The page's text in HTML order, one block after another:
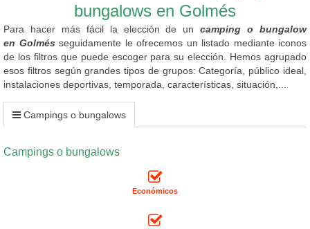
bungalows en Golmés
Para hacer más fácil la elección de uncamping o bungalow
en Golmésseguidamente le ofrecemos un listado mediante iconos
de los filtros que puede escoger para su elección. Hemos agrupado
esos filtros según grandes tipos de grupos: Categoría, público ideal,
instalaciones deportivas, temporada, características, situación,...
Campings o bungalows
Campings o bungalows
Económicos